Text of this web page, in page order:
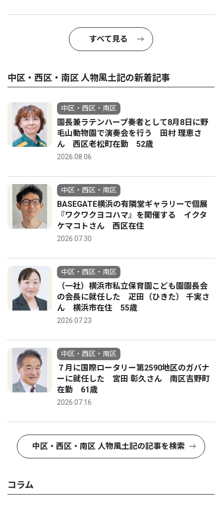
すべて見る
中区・西区・南区 人物風土記の新着記事
中区・西区・南区
園長兼ラテンハープ奏者として8月8日に野
毛山動物園で演奏会を行う 田村 理恵さ
ん 西区老松町在勤 52歳
2026.08.06
中区・西区・南区
BASEGATE横浜の有隣堂ギャラリーで個展
『ワクワクヨコハマ』を開催する イクタ
ケマコトさん 西区在住
2026.07.30
中区・西区・南区
（一社）横浜市私立保育園こども園園長会
の会長に就任した 疋田（ひきた） 千実さ
ん 横浜市在住 55歳
2026.07.23
中区・西区・南区
７月に国際ロータリー第2590地区のガバナ
ーに就任した 宮田 彰久さん 南区吉野町
在勤 61歳
2026.07.16
中区・西区・南区 人物風土記の記事を検索
コラム